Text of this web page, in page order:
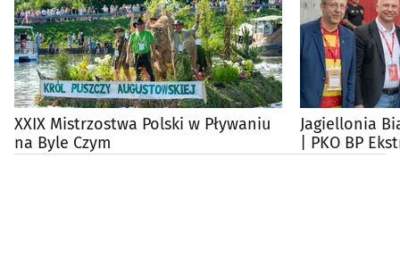
XXIX Mistrzostwa Polski w Pływaniu
na Byle Czym
Jagiellonia
| PKO BP